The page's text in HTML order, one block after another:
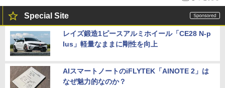
Special Site
レイズ鍛造1ピースアルミホイール「CE28 N-p
lus」軽量なままに剛性を向上
AIスマートノートのiFLYTEK「AINOTE 2」は
なぜ魅力的なのか？